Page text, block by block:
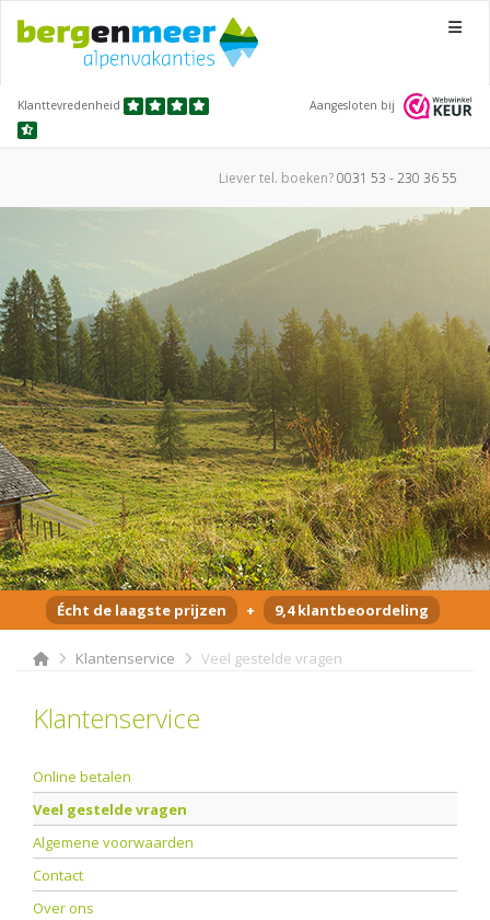
Menu
Klanttevredenheid Aangesloten bij
Liever tel. boeken?0031 53 - 230 36 55
Écht de laagste prijzen + 9,4 klantbeoordeling
Klantenservice Veel gestelde vragen
Klantenservice
Online betalen
Veel gestelde vragen
Algemene voorwaarden
Contact
Over ons